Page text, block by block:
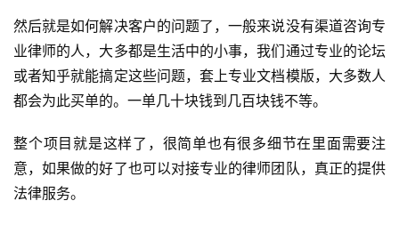
员
专
区
然后就是如何解决客户的问题了，一般来说没有渠道咨询专
业律师的人，大多都是生活中的小事，我们通过专业的论坛
或者知乎就能搞定这些问题，套上专业文档模版，大多数人
都会为此买单的。一单几十块钱到几百块钱不等。
整个项目就是这样了，很简单也有很多细节在里面需要注
意，如果做的好了也可以对接专业的律师团队，真正的提供
法律服务。